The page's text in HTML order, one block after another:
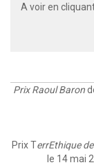
A voir en
Prix Raoul Baron
Prix TerrEthique
le 14 mai